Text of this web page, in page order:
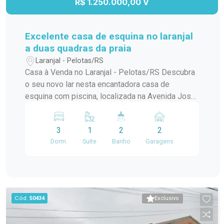
R$ 1.250.000,00 V
Excelente casa de esquina no laranjal
a duas quadras da praia
Laranjal - Pelotas/RS
Casa à Venda no Laranjal - Pelotas/RS Descubra
o seu novo lar nesta encantadora casa de
esquina com piscina, localizada na Avenida José
da praia. Com 240 m² de área construída, este
sobrado é ideal para quem busca conforto e
praticidade. No térreo, você encontrará uma
confraternização. O ambiente ainda conta com
uma aconchegante lareira e um jardim de inverno
que traz luz natural e frescor ao espaço. Além
3
Dorm.
1
Suite
2
Banho
2
Garagens
Exclusivo
Cód. 50434